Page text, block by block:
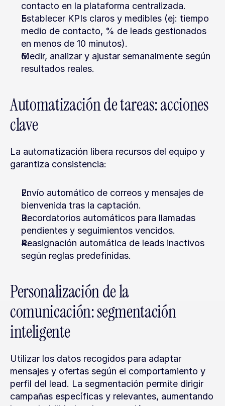
contacto en la plataforma centralizada.
Establecer KPIs claros y medibles (ej: tiempo
medio de contacto, % de leads gestionados
en menos de 10 minutos).
Medir, analizar y ajustar semanalmente según
resultados reales.
Automatización de tareas: acciones
clave
La automatización libera recursos del equipo y
garantiza consistencia:
Envío automático de correos y mensajes de
bienvenida tras la captación.
Recordatorios automáticos para llamadas
pendientes y seguimientos vencidos.
Reasignación automática de leads inactivos
según reglas predefinidas.
Personalización de la
comunicación: segmentación
inteligente
Utilizar los datos recogidos para adaptar
mensajes y ofertas según el comportamiento y
perfil del lead. La segmentación permite dirigir
campañas específicas y relevantes, aumentando